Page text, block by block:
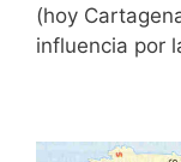
(hoy
influencia por